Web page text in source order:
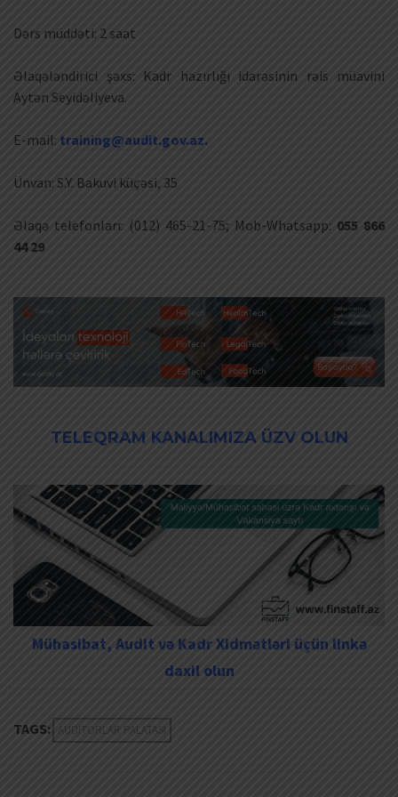
Dərs müddəti: 2 saat
Əlaqələndirici şəxs: Kadr hazırlığı idarəsinin rəis müavini
Aytən Seyidəliyeva.
E-mail: training@audit.gov.az.
Ünvan: S.Y. Bakuvi küçəsi, 35
Əlaqə telefonları: (012) 465-21-75; Mob-Whatsapp: 055 866
44 29
TELEQRAM KANALIMIZA ÜZV OLUN
Mühasibat, Audit və Kadr Xidmətləri üçün linkə
daxil olun
TAGS: AUDITORLAR PALATASI